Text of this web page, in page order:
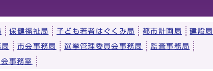
保健福祉局 子ども若者はぐくみ局 都市計画局 建設局
市会事務局 選挙管理委員会事務局 監査事務局
事務室